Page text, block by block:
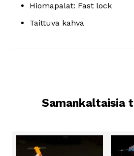
Hiomapalat: Fast lock
Taittuva kahva
Samankaltaisia